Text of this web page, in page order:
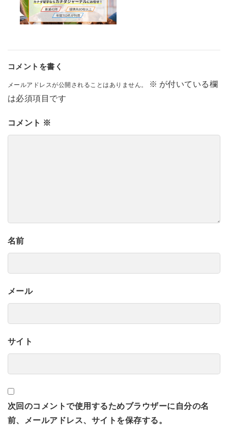
コメントを書く
メールアドレスが公開されることはありません。 ※ が付いている欄
は必須項目です
コメント ※
名前
メール
サイト
次回のコメントで使用するためブラウザーに自分の名
前、メールアドレス、サイトを保存する。